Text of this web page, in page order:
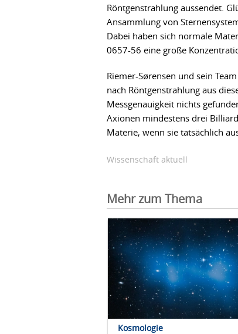
Röntgenstrahlung aussendet.
Ansammlung von
Dabei haben sich normale
0657-56 eine große
Riemer-Sørensen und sein
nach Röntgenstrahlung aus
Messgenauigkeit nichts
Axionen mindestens drei
Materie, wenn sie tatsächlich
Wissenschaft aktuell
Mehr zum Thema
Kosmologie